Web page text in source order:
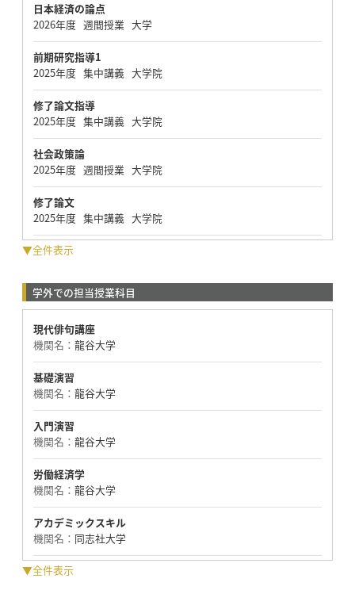
日本経済の論点
2026年度 週間授業 大学
前期研究指導1
2025年度 集中講義 大学院
修了論文指導
2025年度 集中講義 大学院
社会政策論
2025年度 週間授業 大学院
修了論文
2025年度 集中講義 大学院
▼全件表示
学外での担当授業科目
現代俳句講座
機関名： 龍谷大学
基礎演習
機関名： 龍谷大学
入門演習
機関名： 龍谷大学
労働経済学
機関名： 龍谷大学
アカデミックスキル
機関名： 同志社大学
▼全件表示